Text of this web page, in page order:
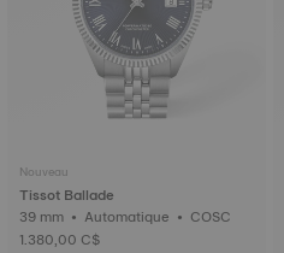
Nouveau
Tissot Ballade
39 mm • Automatique • COSC
1.380,00 C$